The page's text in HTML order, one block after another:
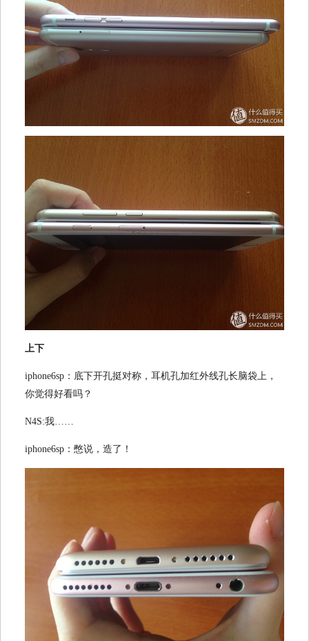
上下
iphone6sp：底下开孔挺对称，耳机孔加红外线孔长脑袋上，
你觉得好看吗？
N4S:我……
iphone6sp：憋说，造了！